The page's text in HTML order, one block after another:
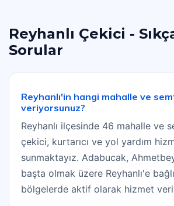
Reyhanlı Çekici -
Sorular
Reyhanlı'in hangi mahalle ve
veriyorsunuz?
Reyhanlı ilçesinde 46 mahalle ve
çekici, kurtarıcı ve yol yardım
sunmaktayız. Adabucak,
başta olmak üzere Reyhanlı'e
bölgelerde aktif olarak hizmet